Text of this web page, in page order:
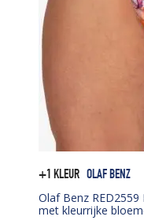
+1 KLEUR OLAF BENZ
Olaf Benz
met kleurrijke